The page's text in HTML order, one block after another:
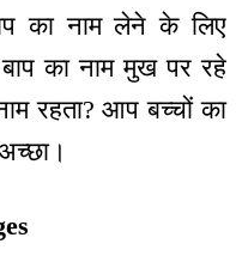
का नाम लेने के लिए
का नाम मुख पर रहे
रहता? आप बच्चों का